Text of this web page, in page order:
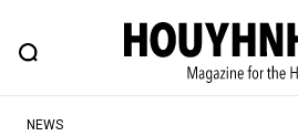
FEATURE BLOG
ヒップなファッション、カルチャー、ライ
NEWS